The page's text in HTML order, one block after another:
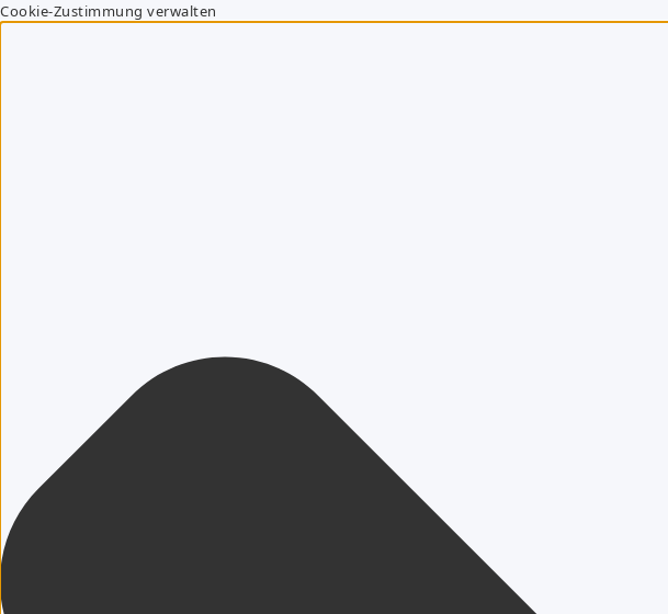
Cookie-Zustimmung verwalten